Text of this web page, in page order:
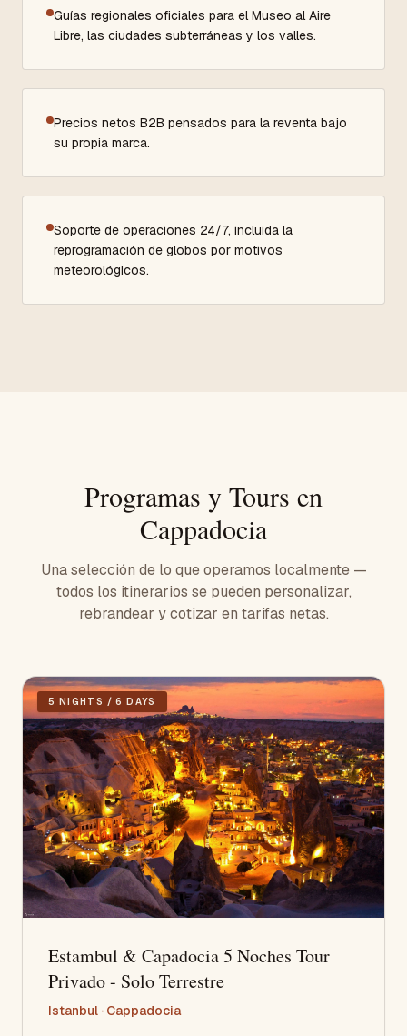
Guías regionales oficiales para el Museo al Aire
Libre, las ciudades subterráneas y los valles.
Precios netos B2B pensados para la reventa bajo
su propia marca.
Soporte de operaciones 24/7, incluida la
reprogramación de globos por motivos
meteorológicos.
Programas y Tours en
Cappadocia
Una selección de lo que operamos localmente —
todos los itinerarios se pueden personalizar,
rebrandear y cotizar en tarifas netas.
5 NIGHTS / 6 DAYS
Estambul & Capadocia 5 Noches Tour
Privado - Solo Terrestre
Istanbul · Cappadocia